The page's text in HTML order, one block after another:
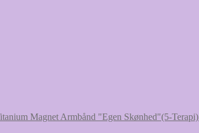
Magnet Armbånd "Egen Skønhed"(5-Terapi)